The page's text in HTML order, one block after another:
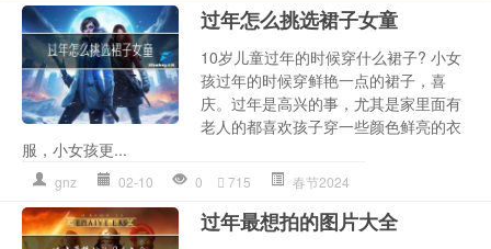
过年怎么挑选裙子女童
10岁儿童过年的时候穿什么裙子? 小女
孩过年的时候穿鲜艳一点的裙子，喜
庆。过年是高兴的事，尤其是家里面有
老人的都喜欢孩子穿一些颜色鲜亮的衣
服，小女孩更...
gnz 02-10 0 715 春节2024
过年最想拍的图片大全